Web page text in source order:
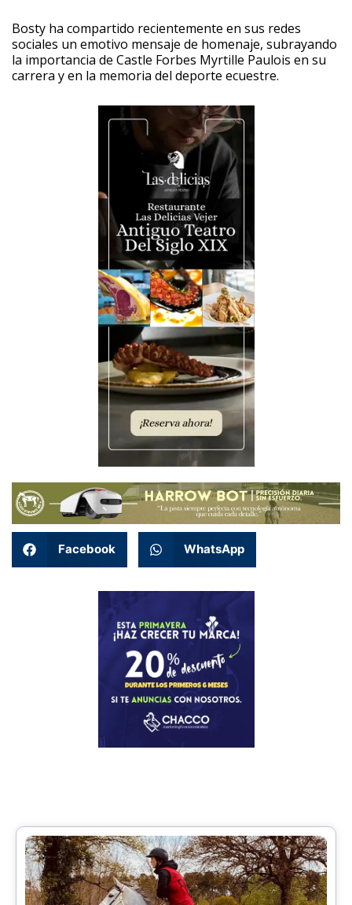
Bosty ha compartido recientemente en sus redes
sociales un emotivo mensaje de homenaje, subrayando
la importancia de Castle Forbes Myrtille Paulois en su
carrera y en la memoria del deporte ecuestre.
Facebook WhatsApp